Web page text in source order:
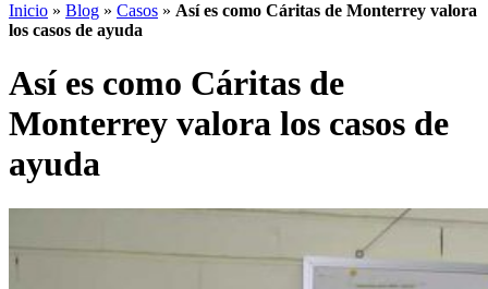
Inicio » Blog » Casos » Así es como Cáritas de Monterrey valora
los casos de ayuda
Así es como Cáritas de
Monterrey valora los casos de
ayuda